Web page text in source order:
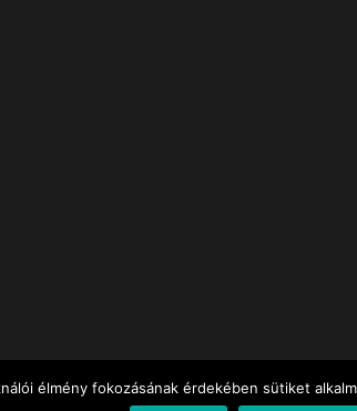
élmény fokozásának érdekében sütiket